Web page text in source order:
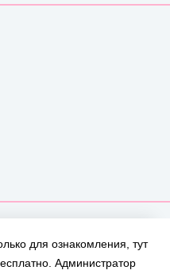
для ознакомления, тут
Администратор